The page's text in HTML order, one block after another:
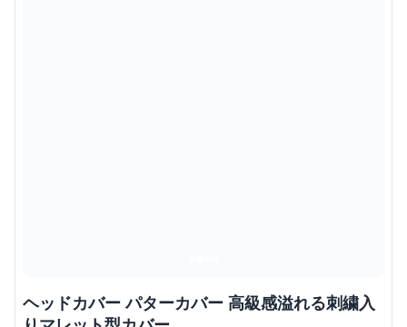
ヘッドカバー パターカバー 高級感溢れる刺繍入